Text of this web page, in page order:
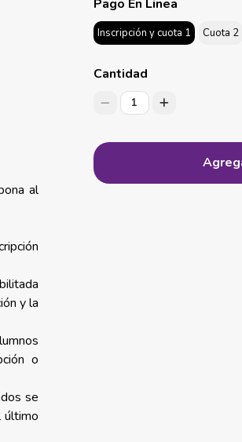
al
y la
o
se
último
Pago En Linea
Inscripción y cuota 1 Cuota 2
Cantidad
1